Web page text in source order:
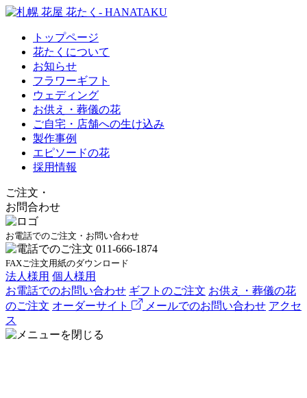
トップページ
花たくについて
お知らせ
フラワーギフト
ウェディング
お供え・葬儀の花
ご自宅・店舗への生け込み
製作事例
エピソードの花
採用情報
ご注文 ・
お問合わせ
お電話でのご注文・お問い合わせ
FAXご注文用紙のダウンロード
法人様用 個人様用
お電話でのお問い合わせ ギフトのご注文 お供え・葬儀の花
のご注文 オーダーサイト メールでのお問い合わせ アクセ
ス